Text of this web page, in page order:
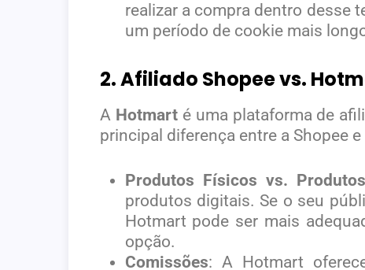
realizar a compra dentro desse
um período de cookie mais
2. Afiliado Shopee vs.
A Hotmarté uma plataforma de
principal diferença entre a Shopee
Produtos Físicos vs.
produtos digitais. Se o seu
Hotmart pode ser mais
opção.
Comissões: A Hotmart